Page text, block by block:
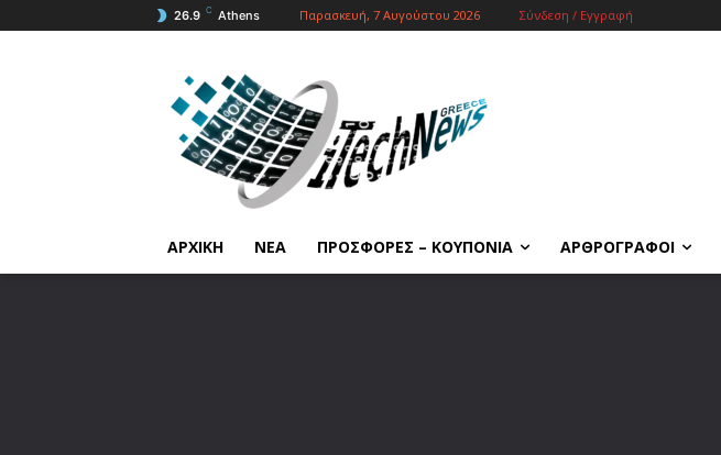
26.9 C Athens Παρασκευή, 7 Αυγούστου 2026 Σύνδεση / Εγγραφή
ΑΡΧΙΚΗ ΝΕΑ ΠΡΟΣΦΟΡΕΣ – ΚΟΥΠΟΝΙΑ ΑΡΘΡΟΓΡΑΦΟΙ